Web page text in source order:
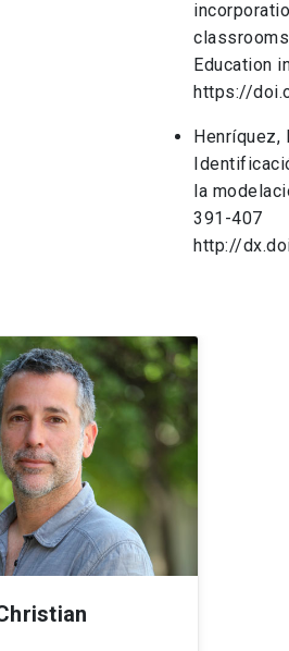
Education
https://
Henríquez,
la
391-407
http://